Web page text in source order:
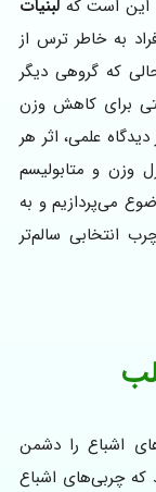
این است کهلبنیات
به خاطر ترس از
که گروهی دیگر
برای کاهش وزن
علمی، اثر هر
وزن و متابولیسم
می‌پردازیم و به
انتخابی سالم‌تر
اشباع را دشمن
که چربی‌های اشباع